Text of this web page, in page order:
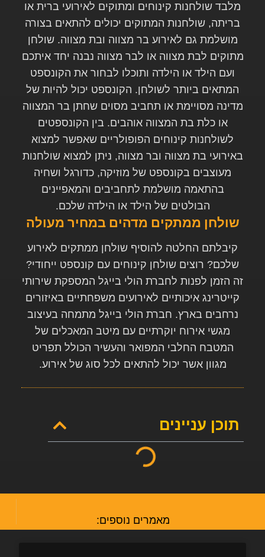
מלבד שולחנות קינוחים ומתוקים לאירועי ברית או
בריתה, שולחנות המתוקים יכולים להתאים בצורה
מושלמת גם לאירוע בר מצווה ובת מצווה. שולחן
מתוקים לבת מצווה או לבר מצווה נבנה יחד איתכם
ועם הילד או הילדה ותוכלו לבחור את הקונספט
המתאים ביותר לשולחן. הקונספט יכול להיות של
מדינה מסויימת או תחביב מסוים שחתן בר המצווה
או כלת בת המצווה אוהבים. בין הקונספטים
לשולחנות קינוחים הפופולריים שאפשר למצוא
באירועי בת מצווה ובר מצווה, ניתן למצוא שולחנות
מעוצבים בקונספט של מוזיקה, כדורגל ושחיה
בהתאמה מושלמת לתחביבים והמאפיינים
הבולטים של הילד או הילדה שלכם.
שולחן ממתקים מדהים במחיר מעולה
קיבלתם החלטה להוסיף שולחן ממתקים לאירוע
שלכם? רוצים שולחן קינוחים עם קונספט ייחודי?
זה הזמן לפנות לחברת הולי בייגל המספקת שירותי
קייטרינג איכותיים לאירועים משפחתיים באיזורים
נרחבים בארץ. חברת הולי בייגל מתמחה בעיצוב
מגשי אירוח יוקרתיים עם מיטב המאכלים של
המטבח החלבי המפואר והעשיר הכולל תפריט
מגוון אשר יכול להתאים לכל סוג של אירוע.
תוכן עניינים
מאמרים נוספים: